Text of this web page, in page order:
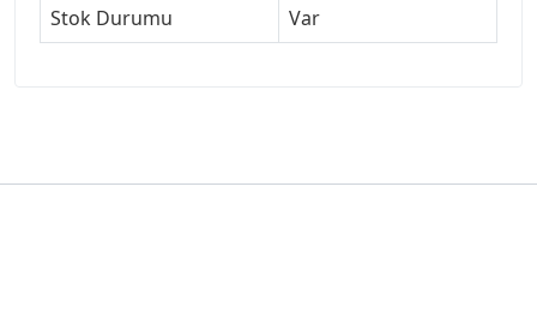
Stok Durumu
Var